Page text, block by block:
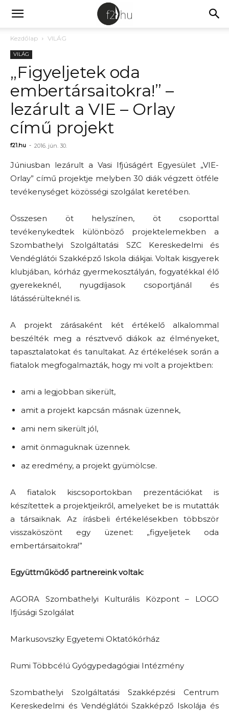
Kezdőlap VILÁG
VILÁG
„Figyeljetek oda
embertársaitokra!” –
lezárult a VIE – Orlay
című projekt
f21.hu - 2016. jún. 30.
Júniusban lezárult a Vasi Ifjúságért Egyesület „VIE-
Orlay” című projektje melyben 30 diák végzett ötféle
tevékenységet közösségi szolgálat keretében.
Összesen öt helyszínen, öt csoporttal
tevékenykedtek különböző projektelemekben a
Szombathelyi Szolgáltatási SZC Kereskedelmi és
Vendéglátói Szakképző Iskola diákjai. Voltak kisgyerek
klubjában, kórház gyermekosztályán, fogyatékkal élő
gyerekeknél, nyugdíjasok csoportjánál és
látássérülteknél is.
A projekt zárásaként két értékelő alkalommal
beszélték meg a résztvevő diákok az élményeket,
tapasztalatokat és tanultakat. Az értékelések során a
fiatalok megfogalmazták, hogy mi volt a projektben:
ami a legjobban sikerült,
amit a projekt kapcsán másnak üzennek,
ami nem sikerült jól,
amit önmaguknak üzennek.
az eredmény, a projekt gyümölcse.
A fiatalok kiscsoportokban prezentációkat is
készítettek a projektjeikről, amelyeket be is mutatták
a társaiknak. Az írásbeli értékelésekben többször
visszaköszönt egy üzenet: „figyeljetek oda
embertársaitokra!”
Együttműködő partnereink voltak:
AGORA Szombathelyi Kulturális Központ – LOGO
Ifjúsági Szolgálat
Markusovszky Egyetemi Oktatókórház
Rumi Többcélú Gyógypedagógiai Intézmény
Szombathelyi Szolgáltatási Szakképzési Centrum
Kereskedelmi és Vendéglátói Szakképző Iskolája és